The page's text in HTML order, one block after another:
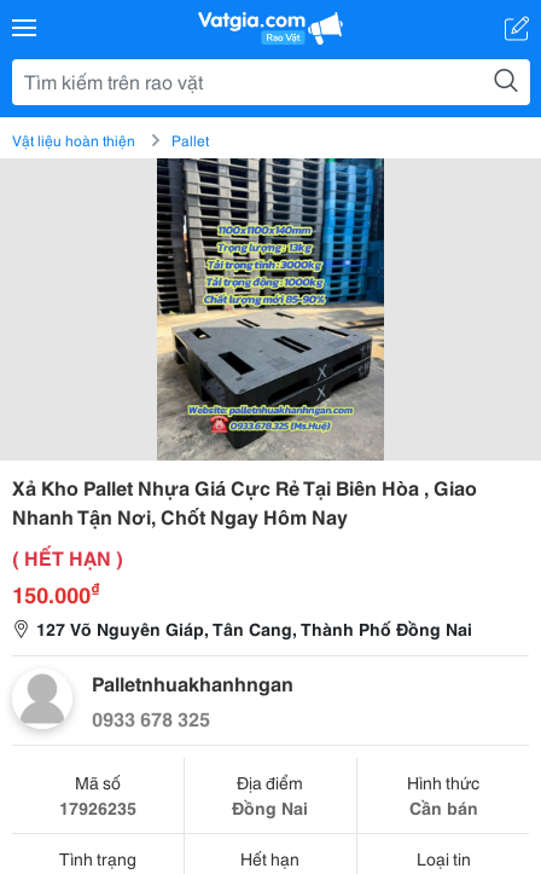
Vật liệu hoàn thiện Pallet
Xả Kho Pallet Nhựa Giá Cực Rẻ Tại Biên Hòa , Giao
Nhanh Tận Nơi, Chốt Ngay Hôm Nay
( HẾT HẠN )
150.000₫
127 Võ Nguyên Giáp, Tân Cang, Thành Phố Đồng Nai
Palletnhuakhanhngan
0933 678 325
Mã số
17926235
Địa điểm
Đồng Nai
Hình thức
Cần bán
Tình trạng
Hết hạn
Loại tin